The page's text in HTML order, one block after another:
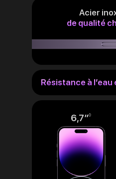
Acier
de qualité
Résistance à
6,7″◊
aux
légales